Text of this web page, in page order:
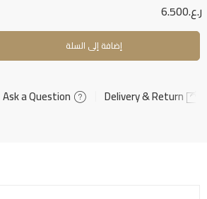
ر.ع.6.500
إضافة إلى السلة